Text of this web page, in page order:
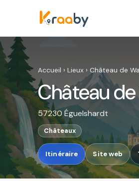
Accueil › Lieux › Château de
Château
57230 Éguelshardt
Châteaux
Itinéraire Site web